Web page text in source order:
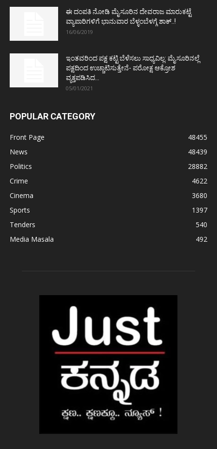
ಈ ದಂಪತಿ ನೋಡಿ ಮೈಸೂರಿನ ದೇವರಾಜ ಮಾರುಕಟ್ಟೆ
ವ್ಯಾಪಾರಿಗಳಿಗೆ ಭಾನುವಾರ ಬೆಳ್ಳಂಬೆಳಗ್ಗೆ ಶಾಕ್..!
16/06/2019
ಇಂತವರಿಂದ ಪಕ್ಷ ಕಟ್ಟಿ ಬೆಳೆಸಲು ಸಾಧ್ಯವಿಲ್ಲ: ಮೈಸೂರಿನಲ್ಲೆ
ಪಕ್ಷದಿಂದ ಉಚ್ಚಾಟಿಸುತ್ತೇನೆ- ಪರೋಕ್ಷ ಆಕ್ರೋಶ
ವ್ಯಕ್ತಪಡಿಸಿದ...
05/01/2021
POPULAR CATEGORY
Front Page
48455
News
48439
Politics
28882
Crime
4622
Cinema
3680
Sports
1397
Tenders
540
Media Masala
492